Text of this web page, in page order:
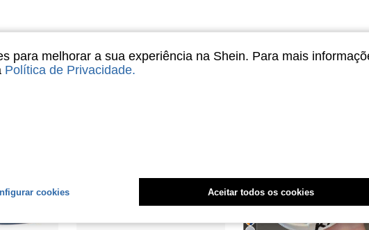
para melhorar a sua experiência na Shein. Para mais
Política de Privacidade.
cookies Aceitar todos os cookies